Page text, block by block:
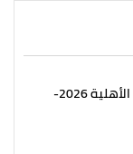
مصاريف جامعة طنطا الأهلية 2026-